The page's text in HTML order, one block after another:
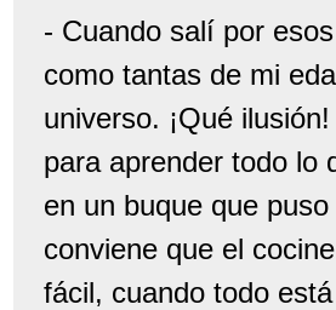
- Cuando salí por
como tantas de mi
universo. ¡Qué
para aprender todo lo
en un buque que
conviene que el
fácil, cuando todo